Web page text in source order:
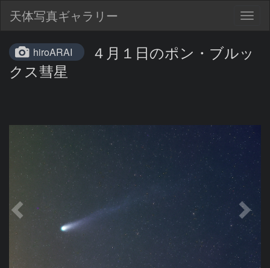
天体写真ギャラリー
hiroARAI
４月１日のポン・ブルッ
クス彗星